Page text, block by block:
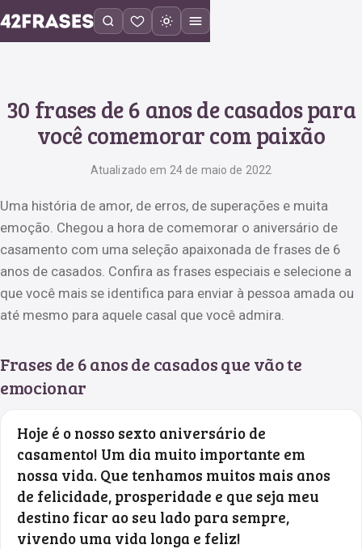
30 frases de 6 anos de casados para
você comemorar com paixão
Atualizado em 24 de maio de 2022
Uma história de amor, de erros, de superações e muita
emoção. Chegou a hora de comemorar o aniversário de
casamento com uma seleção apaixonada de frases de 6
anos de casados. Confira as frases especiais e selecione a
que você mais se identifica para enviar à pessoa amada ou
até mesmo para aquele casal que você admira.
Frases de 6 anos de casados que vão te
emocionar
Hoje é o nosso sexto aniversário de
casamento! Um dia muito importante em
nossa vida. Que tenhamos muitos mais anos
de felicidade, prosperidade e que seja meu
destino ficar ao seu lado para sempre,
vivendo uma vida longa e feliz!